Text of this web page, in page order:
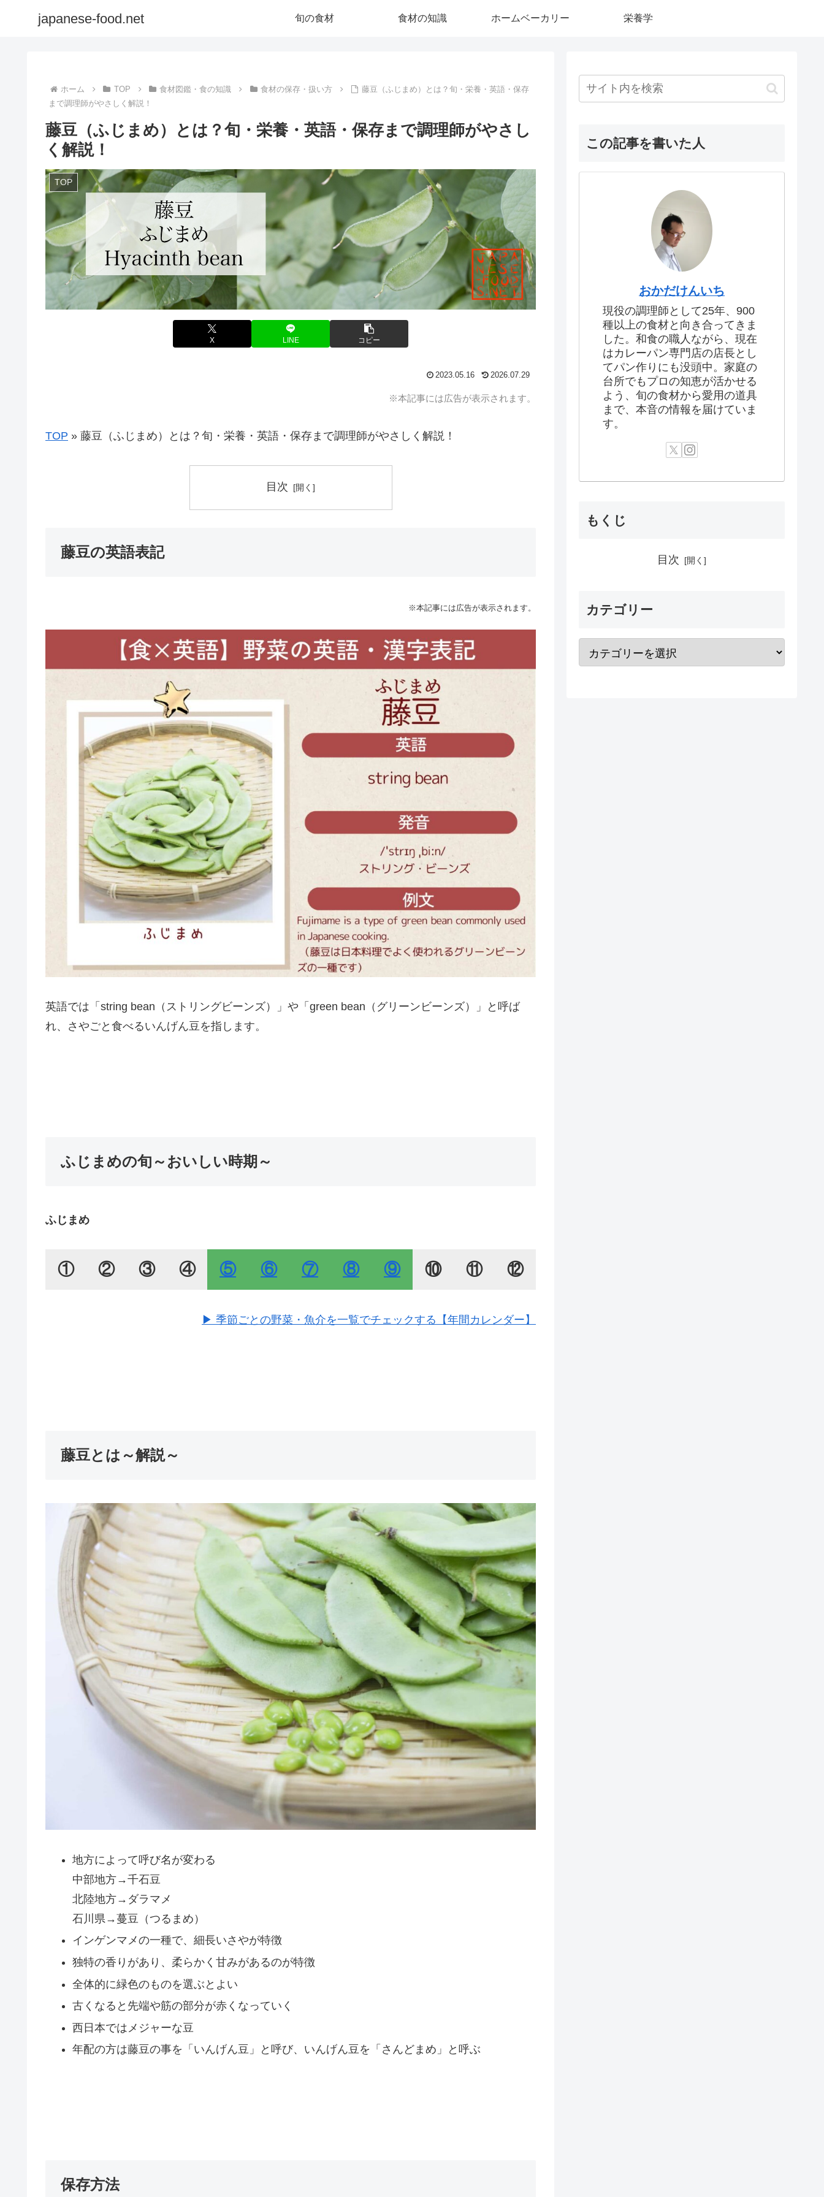
japanese-food.net 旬の食材 食材の知識 ホームベーカリー 栄養学
ホーム TOP 食材図鑑・食の知識 食材の保存・扱い方
藤豆（ふじまめ）とは？旬・栄養・英語・保存
まで調理師がやさしく解説！
藤豆（ふじまめ）とは？旬・栄養・英語・保存まで調理師がやさし
く解説！
TOP
X LINE コピー
2023.05.16 2026.07.29
※本記事には広告が表示されます。
TOP » 藤豆（ふじまめ）とは？旬・栄養・英語・保存まで調理師がやさしく解説！
目次
藤豆の英語表記
※本記事には広告が表示されます。
英語では「string bean（ストリングビーンズ）」や「green bean（グリーンビーンズ）」と呼ば
れ、さやごと食べるいんげん豆を指します。
ふじまめの旬～おいしい時期～
ふじまめ
① ② ③ ④ ⑤ ⑥ ⑦ ⑧ ⑨ ⑩ ⑪ ⑫
▶ 季節ごとの野菜・魚介を一覧でチェックする【年間カレンダー】
藤豆とは～解説～
地方によって呼び名が変わる
中部地方→千石豆
北陸地方→ダラマメ
石川県→蔓豆（つるまめ）
インゲンマメの一種で、細長いさやが特徴
独特の香りがあり、柔らかく甘みがあるのが特徴
全体的に緑色のものを選ぶとよい
古くなると先端や筋の部分が赤くなっていく
西日本ではメジャーな豆
年配の方は藤豆の事を「いんげん豆」と呼び、いんげん豆を「さんどまめ」と呼ぶ
保存方法
この記事を書いた人
おかだけんいち
現役の調理師として25年、900
種以上の食材と向き合ってきま
した。和食の職人ながら、現在
はカレーパン専門店の店長とし
てパン作りにも没頭中。家庭の
台所でもプロの知恵が活かせる
よう、旬の食材から愛用の道具
まで、本音の情報を届けていま
す。
もくじ
目次
カテゴリー